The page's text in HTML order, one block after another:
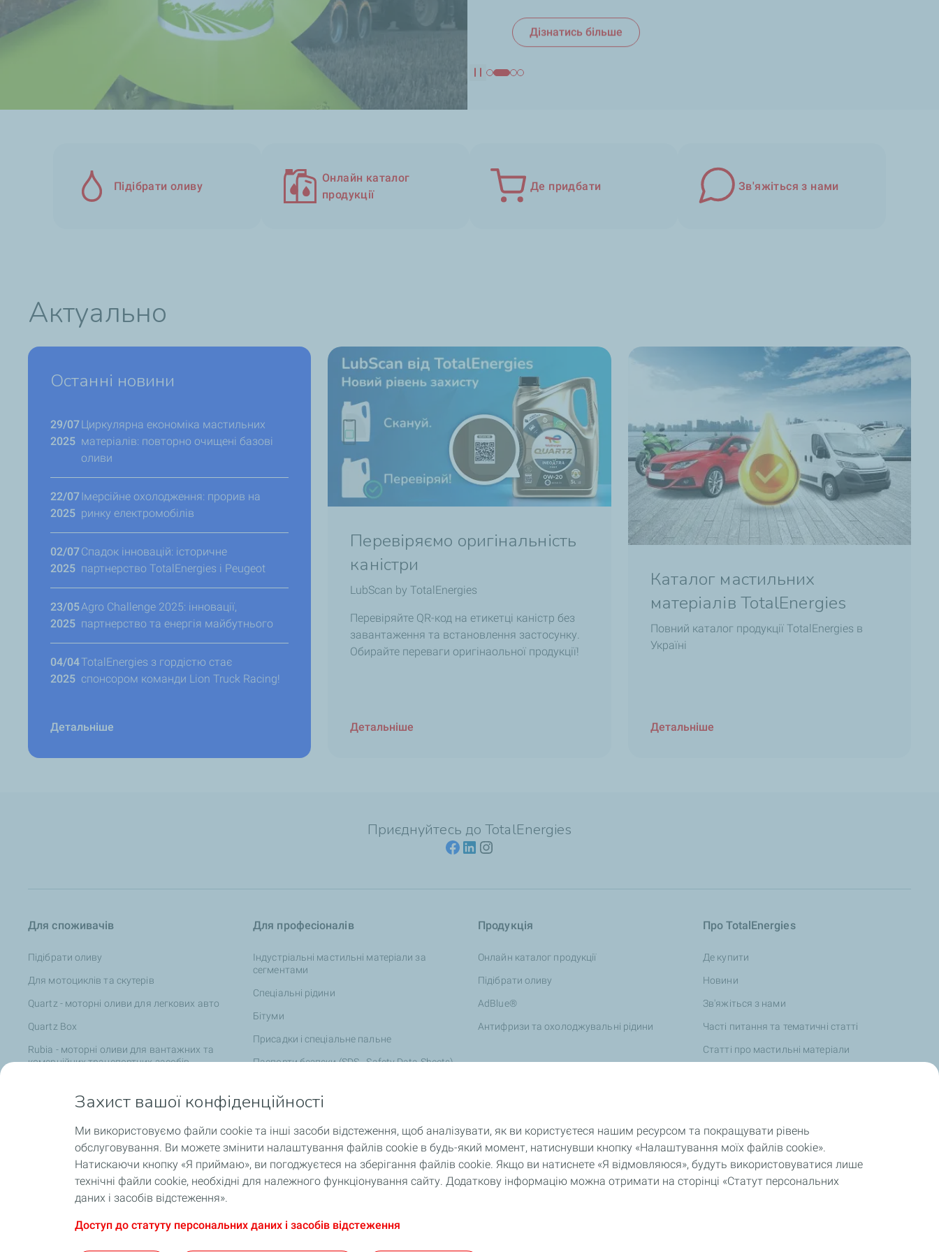
Дізнатись більше
Дізнатись більше
Підібрати оливу
Онлайн каталог
продукції
Де придбати Зв'яжіться з нами
Актуально
Останні новини
29/07
2025
Циркулярна економіка мастильних
матеріалів: повторно очищені базові
оливи
22/07
2025
Імерсійне охолодження: прорив на
ринку електромобілів
02/07
2025
Спадок інновацій: історичне
партнерство TotalEnergies і Peugeot
23/05
2025
Agro Challenge 2025: інновації,
партнерство та енергія майбутнього
04/04
2025
TotalEnergies з гордістю стає
спонсором команди Lion Truck Racing!
Детальніше
Перевіряємо оригінальність
каністри
LubScan by TotalEnergies
Перевіряйте QR-код на етикетці каністр без
завантаження та встановлення застосунку.
Обирайте переваги оригінаольної продукції!
Детальніше
Каталог мастильних
матеріалів TotalEnergies
Повний каталог продукції TotalEnergies в
Україні
Детальніше
Приєднуйтесь до TotalEnergies
Для споживачів
Підібрати оливу
Для мотоциклів та скутерів
Quartz - моторні оливи для легкових авто
Quartz Box
Rubia - моторні оливи для вантажних та
комерційних транспортних засобів
сільськогосподарської техніки
Катери та яхти
EV Fluids для електротранспорту
Партнерські сервісні центри TotalEnergies
Для професіоналів
Індустріальні мастильні матеріали за
сегментами
Спеціальні рідини
Бітуми
Присадки і спеціальне пальне
Паспорти безпеки (SDS - Safety Data Sheets)
Продукція
Онлайн каталог продукції
Підібрати оливу
AdBlue®
Антифризи та охолоджувальні рідини
Про TotalEnergies
Де купити
Новини
Зв'яжіться з нами
Часті питання та тематичні статті
Статті про мастильні матеріали
інформація
Захист вашої конфіденційності
Ми використовуємо файли cookie та інші засоби відстеження, щоб аналізувати, як ви користуєтеся нашим ресурсом та покращувати рівень
обслуговування. Ви можете змінити налаштування файлів cookie в будь-який момент, натиснувши кнопку «Налаштування моїх файлів cookie».
Натискаючи кнопку «Я приймаю», ви погоджуєтеся на зберігання файлів cookie. Якщо ви натиснете «Я відмовляюся», будуть використовуватися лише
технічні файли cookie, необхідні для належного функціонування сайту. Додаткову інформацію можна отримати на сторінці «Статут персональних
даних і засобів відстеження».
Доступ до статуту персональних даних і засобів відстеження